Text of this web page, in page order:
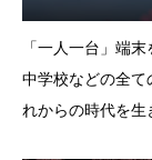
「一人一台」端
中学校などの全て
れからの時代を生